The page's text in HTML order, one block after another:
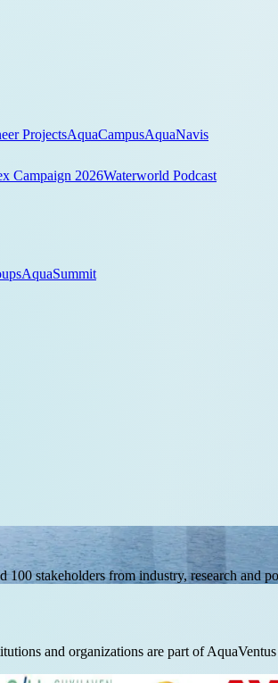
ProjectsAquaCampusAquaNavis
Campaign 2026Waterworld Podcast
AquaSummit
100 stakeholders from industry, research
and organizations are part of